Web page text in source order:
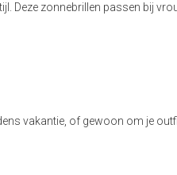
Deze zonnebrillen passen bij
vakantie, of gewoon om je